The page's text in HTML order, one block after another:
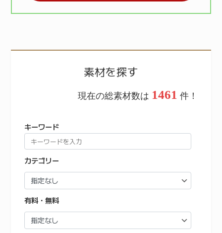
素材を探す
現在の総素材数は 1461 件！
キーワード
カテゴリー
有料・無料